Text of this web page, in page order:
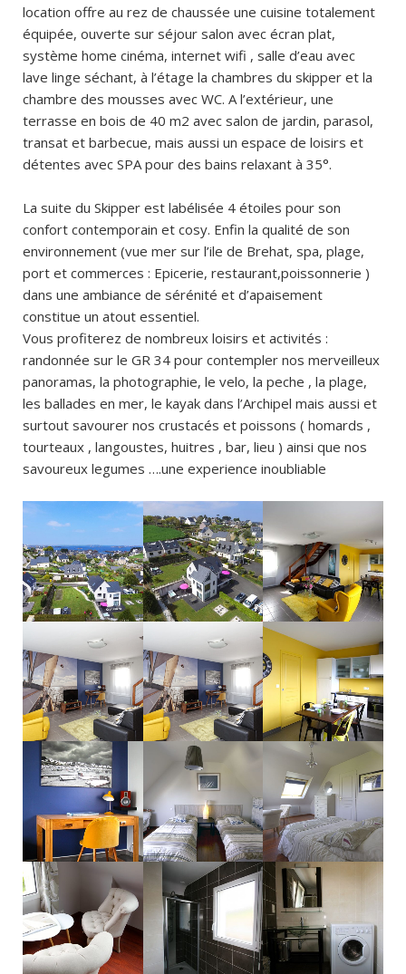
location offre au rez de chaussée une cuisine totalement
équipée, ouverte sur séjour salon avec écran plat,
système home cinéma, internet wifi , salle d’eau avec
lave linge séchant, à l’étage la chambres du skipper et la
chambre des mousses avec WC. A l’extérieur, une
terrasse en bois de 40 m2 avec salon de jardin, parasol,
transat et barbecue, mais aussi un espace de loisirs et
détentes avec SPA pour des bains relaxant à 35°.
La suite du Skipper est labélisée 4 étoiles pour son
confort contemporain et cosy. Enfin la qualité de son
environnement (vue mer sur l’ile de Brehat, spa, plage,
port et commerces : Epicerie, restaurant,poissonnerie )
dans une ambiance de sérénité et d’apaisement
constitue un atout essentiel.
Vous profiterez de nombreux loisirs et activités :
randonnée sur le GR 34 pour contempler nos merveilleux
panoramas, la photographie, le velo, la peche , la plage,
les ballades en mer, le kayak dans l’Archipel mais aussi et
surtout savourer nos crustacés et poissons ( homards ,
tourteaux , langoustes, huitres , bar, lieu ) ainsi que nos
savoureux legumes ….une experience inoubliable